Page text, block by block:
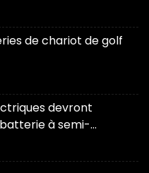
de chariot de golf
devront
à semi-
la donne »